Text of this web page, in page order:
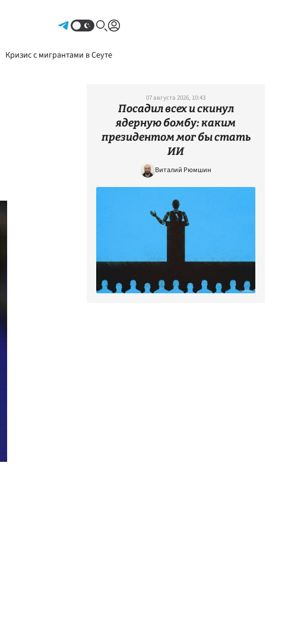
Кризис с мигрантами в Сеуте
07 августа 2026, 10:43
Посадил всех и скинул
ядерную бомбу: каким
президентом мог бы стать
ИИ
Виталий Рюмшин